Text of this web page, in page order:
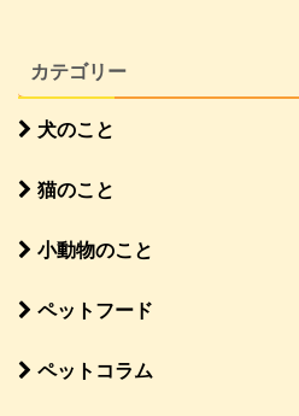
カテゴリー
犬のこと
猫のこと
小動物のこと
ペットフード
ペットコラム